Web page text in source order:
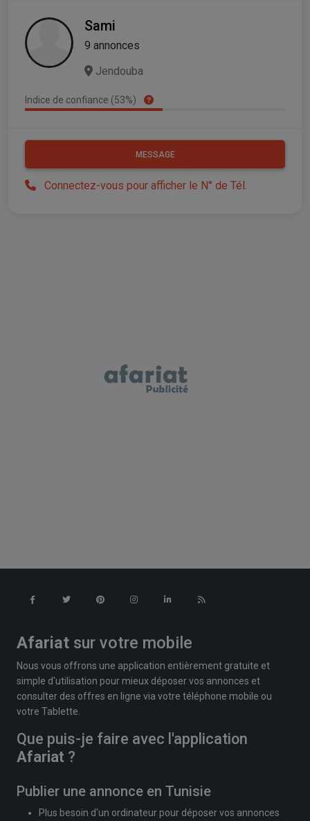
Sami
9 annonces
Jendouba
Indice de confiance (53%)
MESSAGE
Connectez-vous pour afficher le N° de Tél.
Afariat sur votre mobile
Nous vous offrons une application entièrement gratuite et
simple d'utilisation pour mieux déposer vos annonces et
consulter des offres en ligne via votre téléphone mobile ou
votre Tablette.
Que puis-je faire avec l'application
Afariat ?
Publier une annonce en Tunisie
Plus besoin d'un ordinateur pour déposer vos annonces